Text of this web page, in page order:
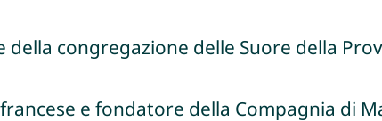
congregazione delle Suore della
e fondatore della Compagnia di